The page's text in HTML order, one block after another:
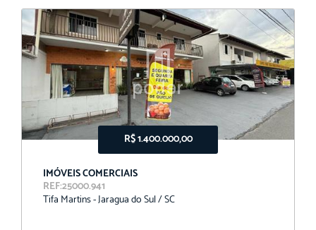
R$ 1.400.000,00
IMÓVEIS COMERCIAIS
REF:25000.941
Tifa Martins - Jaragua do Sul / SC